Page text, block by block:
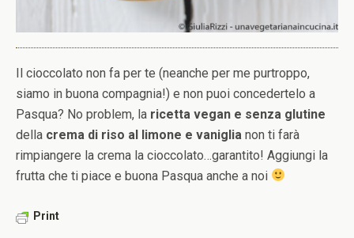
Il cioccolato non fa per te (neanche per me purtroppo,
siamo in buona compagnia!) e non puoi concedertelo a
Pasqua? No problem, la ricetta vegan e senza glutine
della crema di riso al limone e vaniglia non ti farà
rimpiangere la crema la cioccolato…garantito! Aggiungi la
frutta che ti piace e buona Pasqua anche a noi
Print